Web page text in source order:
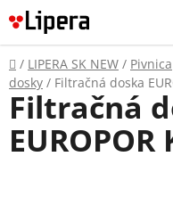
Prejsť
na
obsah
Domov
/ LIPERA SK NEW / Pivnica
dosky / Filtračná doska
Filtračná
EUROPOR